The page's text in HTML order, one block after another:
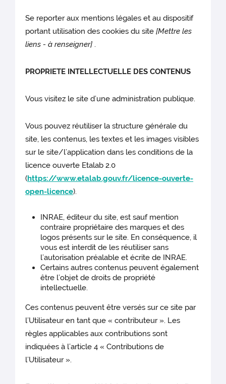
Se reporter aux mentions légales et au dispositif
portant utilisation des cookies du site[Mettre les
liens - à renseigner] .
PROPRIETE INTELLECTUELLE DES CONTENUS
Vous visitez le site d’une administration publique.
Vous pouvez réutiliser la structure générale du
site, les contenus, les textes et les images visibles
sur le site/l’application dans les conditions de la
licence ouverte Etalab 2.0
(https://www.etalab.gouv.fr/licence-ouverte-
open-licence).
INRAE, éditeur du site, est sauf mention
contraire propriétaire des marques et des
logos présents sur le site. En conséquence, il
vous est interdit de les réutiliser sans
l’autorisation préalable et écrite de INRAE.
Certains autres contenus peuvent également
être l’objet de droits de propriété
intellectuelle.
Ces contenus peuvent être versés sur ce site par
l’Utilisateur en tant que « contributeur ». Les
règles applicables aux contributions sont
indiquées à l’article 4 « Contributions de
l’Utilisateur ».